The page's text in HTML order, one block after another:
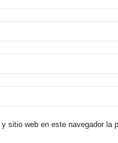
sitio web en este navegador la